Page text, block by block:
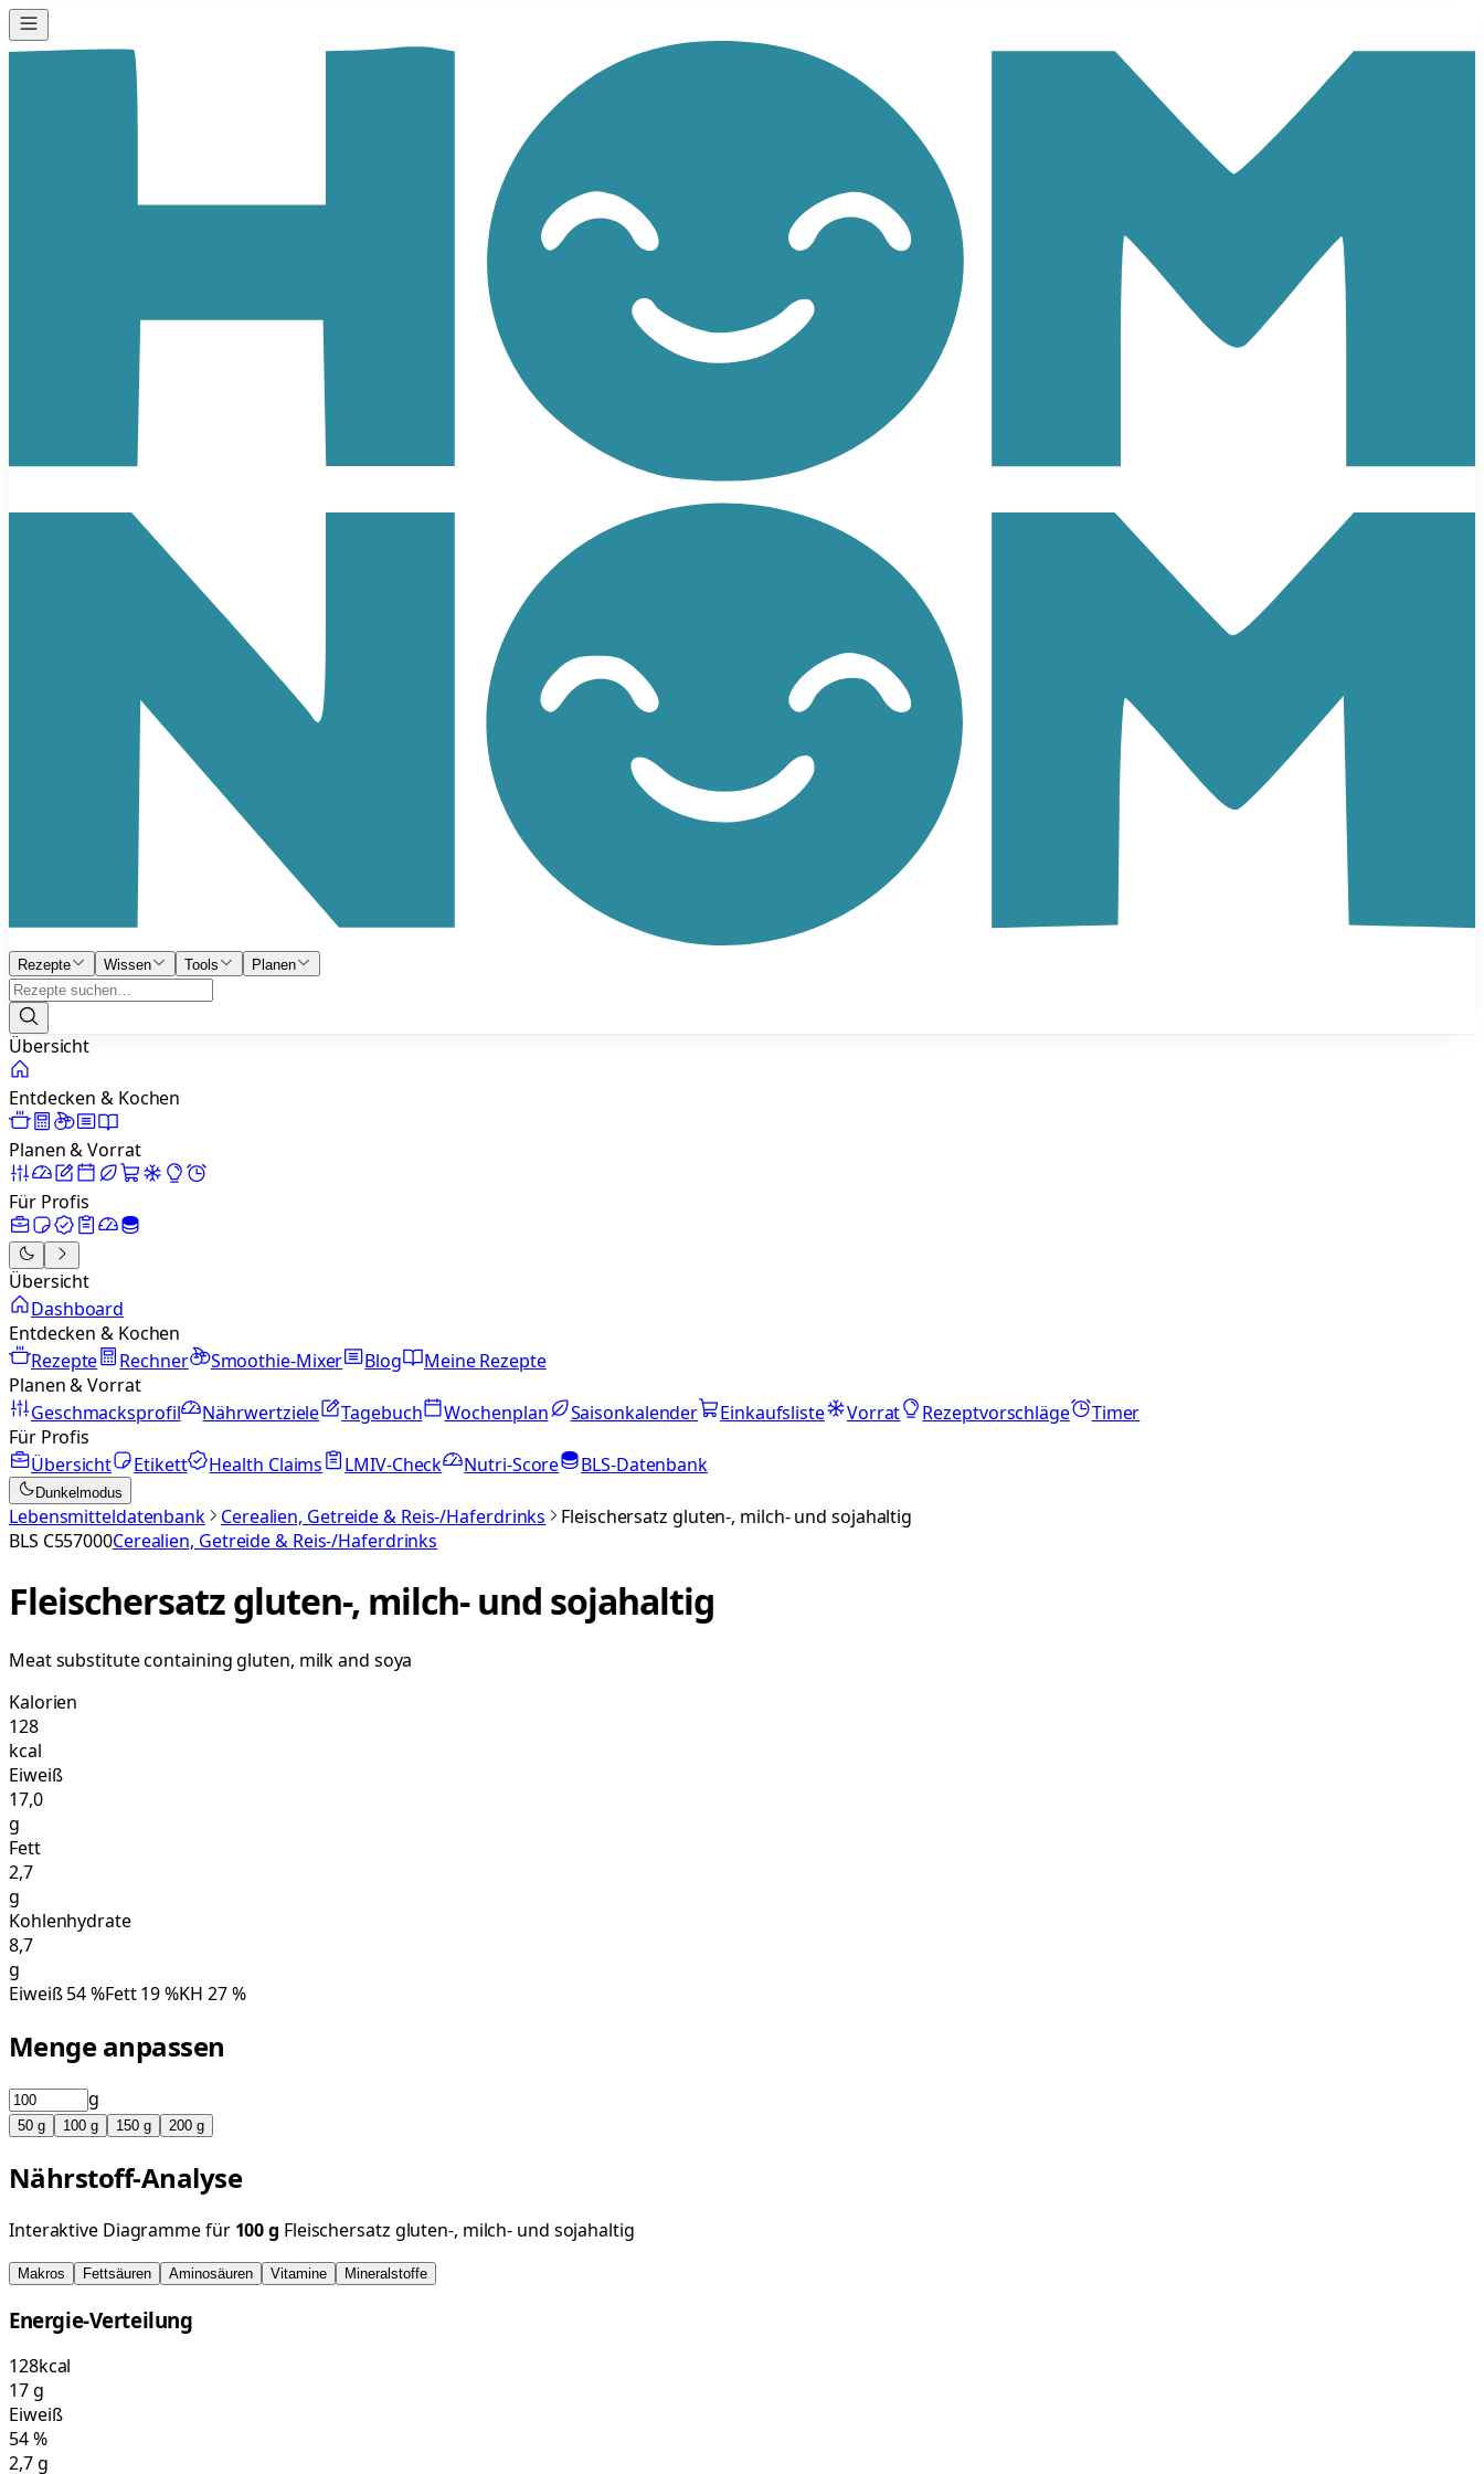
Rezepte Wissen Tools Planen
Übersicht
Entdecken & Kochen
Planen & Vorrat
Für Profis
Übersicht
Dashboard
Entdecken & Kochen
Rezepte
Rechner Smoothie-Mixer Blog
Meine Rezepte
Planen & Vorrat
Geschmacksprofil
Nährwertziele Tagebuch Wochenplan Saisonkalender Einkaufsliste Vorrat Rezeptvorschläge
Timer
Für Profis
Übersicht
Etikett Health Claims LMIV-Check Nutri-Score BLS-Datenbank
Dunkelmodus
Lebensmitteldatenbank Cerealien, Getreide & Reis-/Haferdrinks
Fleischersatz gluten-, milch- und sojahaltig
BLS C557000Cerealien, Getreide & Reis-/Haferdrinks
Fleischersatz gluten-, milch- und sojahaltig
Meat substitute containing gluten, milk and soya
Kalorien
128
kcal
Eiweiß
17,0
g
Fett
2,7
g
Kohlenhydrate
8,7
g
Eiweiß54%Fett19%KH 27%
Menge anpassen
g
50 g 100 g 150 g 200 g
Nährstoff-Analyse
Interaktive Diagramme für 100g Fleischersatz gluten-, milch- und sojahaltig
Makros Fettsäuren Aminosäuren Vitamine Mineralstoffe
Energie-Verteilung
128kcal
17g
Eiweiß
54%
2,7g